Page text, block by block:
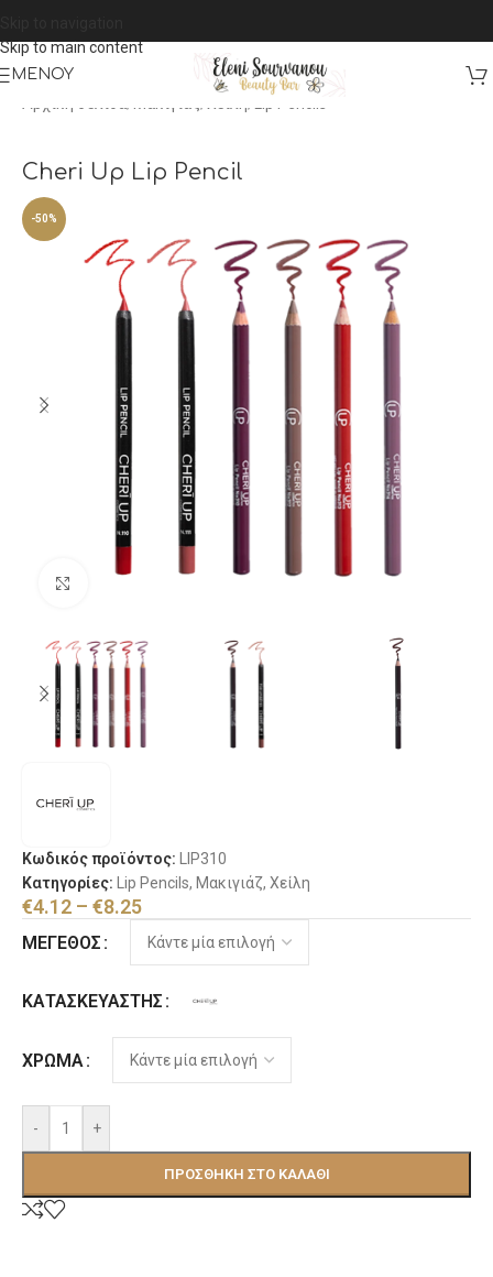
Skip to main content
ΜΕΝΟΎ
Cheri Up Lip Pencil
-50%
Κωδικός προϊόντος: LIP310
Κατηγορίες: Lip Pencils, Μακιγιάζ, Χείλη
€4.12 – €8.25
ΜΈΓΕΘΟΣ
ΚΑΤΑΣΚΕΥΑΣΤΉΣ
ΧΡΏΜΑ
- +
ΠΡΟΣΘΉΚΗ ΣΤΟ ΚΑΛΆΘΙ